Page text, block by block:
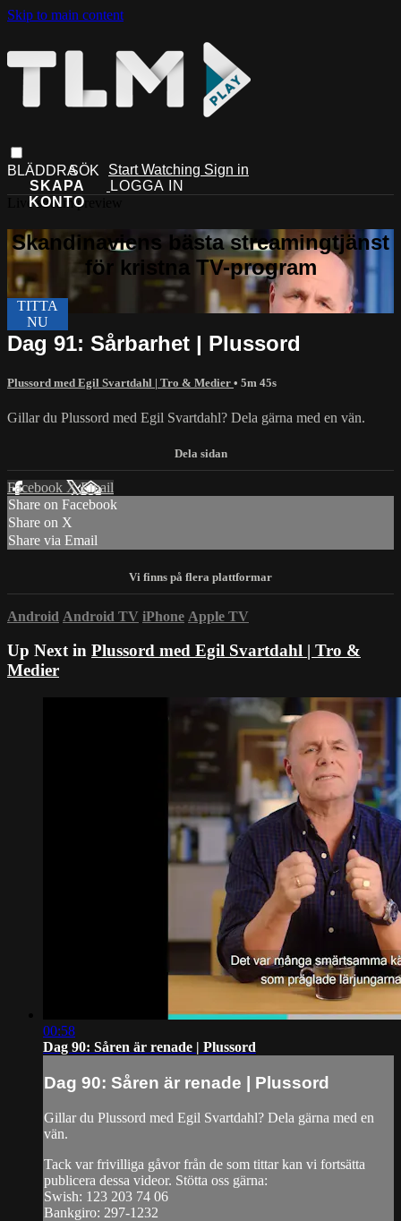
Skip to main content
Start Watching Sign in
Live stream preview
Dag 91: Sårbarhet | Plussord
Plussord med Egil Svartdahl | Tro & Medier • 5m 45s
Gillar du Plussord med Egil Svartdahl? Dela gärna med en vän.
Facebook XEmail
Share on Facebook
Share on X
Share via Email
Android Android TV iPhone Apple TV
Up Next in Plussord med Egil Svartdahl | Tro &
Medier
00:58
Dag 90: Såren är renade | Plussord
Dag 90: Såren är renade | Plussord
Gillar du Plussord med Egil Svartdahl? Dela gärna med en
vän.
Tack var frivilliga gåvor från de som tittar kan vi fortsätta
publicera dessa videor. Stötta oss gärna:
Swish: 123 203 74 06
Bankgiro: 297-1232